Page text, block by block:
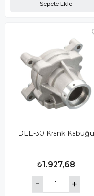
Sepete Ekle
DLE-30 Krank Kabuğu
₺1.927,68